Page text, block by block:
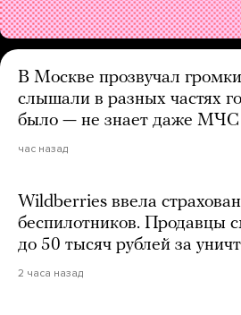
В Москве прозвучал
слышали в разных частях
было — не знает даже МЧС
час назад
Wildberries ввела
беспилотников. Продавцы
до 50 тысяч рублей за
2 часа назад